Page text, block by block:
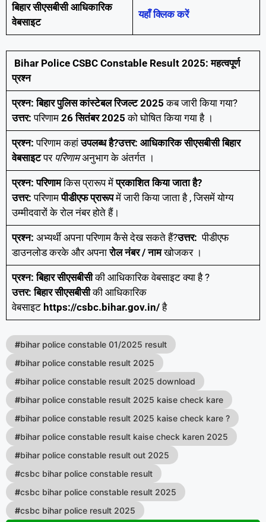
बिहार सीएसबीसी आधिकारिक
वेबसाइट
यहाँ क्लिक करें
Bihar Police CSBC Constable Result 2025: महत्वपूर्ण
प्रश्न
प्रश्न:बिहार पुलिस कांस्टेबल रिजल्ट 2025 कब जारी किया गया?
उत्तर:परिणाम 26सितंबर 2025 को घोषित किया गया है ।
प्रश्न: परिणाम कहांउपलब्ध है?उत्तर: आधिकारिक सीएसबीसी बिहार
वेबसाइटपर परिणामअनुभाग के अंतर्गत ।
प्रश्न: परिणामकिस प्रारूप मेंप्रकाशित किया जाता है?
उत्तर: परिणामपीडीएफ प्रारूपमें जारी किया जाता है , जिसमें योग्य
उम्मीदवारों के रोल नंबर होते हैं।
प्रश्न: अभ्यर्थी अपना परिणाम कैसे देख सकते हैं?उत्तर: पीडीएफ
डाउनलोड करके और अपनारोल नंबर / नामखोजकर ।
प्रश्न:बिहारसीएसबीसीकी आधिकारिक वेबसाइट क्या है ?
उत्तर:बिहारसीएसबीसीकी आधिकारिक
वेबसाइट https://csbc.bihar.gov.in/है
#bihar police constable 01/2025 result
#bihar police constable result 2025
#bihar police constable result 2025 download
#bihar police constable result 2025 kaise check kare
#bihar police constable result 2025 kaise check kare ?
#bihar police constable result kaise check karen 2025
#bihar police constable result out 2025
#csbc bihar police constable result
#csbc bihar police constable result 2025
#csbc bihar police result 2025